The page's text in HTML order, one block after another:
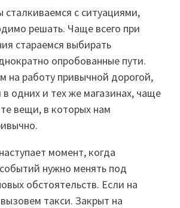
с ситуациями,
решать. Чаще всего при
стараемся выбирать
опробованные пути.
на работу привычной дорогой,
одних и тех же магазинах, чаще
вещи, в которых нам
момент, когда
нужно менять под
обстоятельств. Если на
такси. Закрыт на